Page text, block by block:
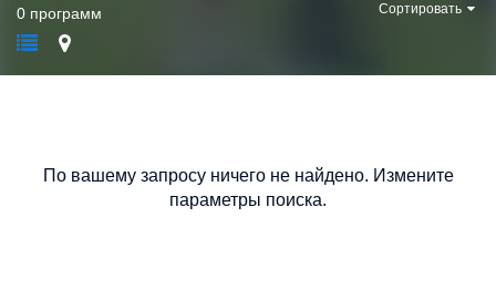
0 программ Сортировать
По вашему запросу ничего не найдено. Измените
параметры поиска.